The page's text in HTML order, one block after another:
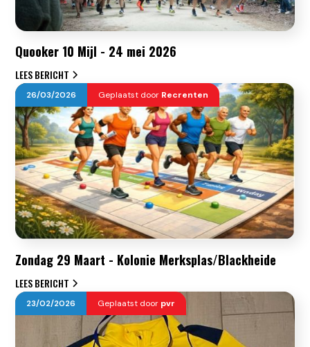
Quooker 10 Mijl - 24 mei 2026
LEES BERICHT
26/03/2026 Geplaatst door Recrenten
Zondag 29 Maart - Kolonie Merksplas/Blackheide
LEES BERICHT
23/02/2026 Geplaatst door pvr